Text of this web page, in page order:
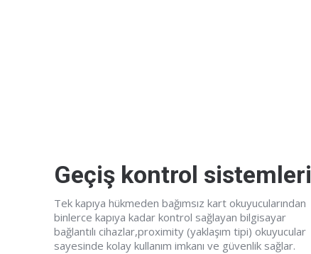
Geçiş kontrol sistemleri
Tek kapıya hükmeden bağımsız kart okuyucularından
binlerce kapıya kadar kontrol sağlayan bilgisayar
bağlantılı cihazlar,proximity (yaklaşım tipi) okuyucular
sayesinde kolay kullanım imkanı ve güvenlik sağlar.